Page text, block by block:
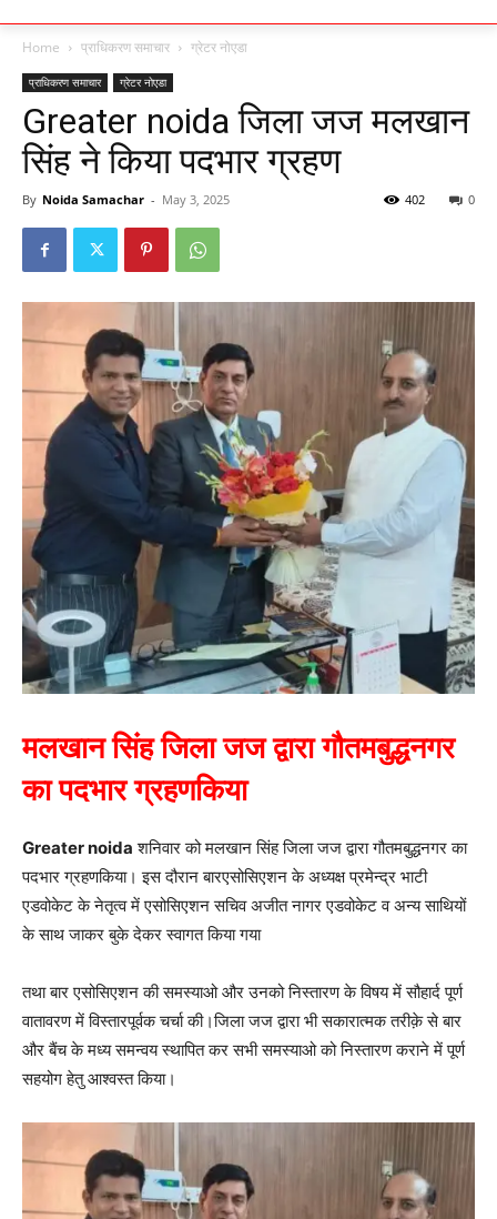
Home प्राधिकरण समाचार ग्रेटर नोएडा
प्राधिकरण समाचार ग्रेटर नोएडा
Greater noida जिला जज मलखान
सिंह ने किया पदभार ग्रहण
By Noida Samachar - May 3, 2025 0
402
मलखान सिंह जिला जज द्वारा गौतमबुद्धनगर
का पदभार ग्रहणकिया
Greater noida शनिवार को मलखान सिंह जिला जज द्वारा गौतमबुद्धनगर का
पदभार ग्रहणकिया। इस दौरान बारएसोसिएशन के अध्यक्ष प्रमेन्द्र भाटी
एडवोकेट के नेतृत्व में एसोसिएशन सचिव अजीत नागर एडवोकेट व अन्य साथियों
के साथ जाकर बुके देकर स्वागत किया गया
तथा बार एसोसिएशन की समस्याओ और उनको निस्तारण के विषय में सौहार्द पूर्ण
वातावरण में विस्तारपूर्वक चर्चा की।जिला जज द्वारा भी सकारात्मक तरीक़े से बार
और बैंच के मध्य समन्वय स्थापित कर सभी समस्याओ को निस्तारण कराने में पूर्ण
सहयोग हेतु आश्वस्त किया।